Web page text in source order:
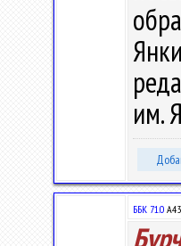
им.
ББК 71.0 А43